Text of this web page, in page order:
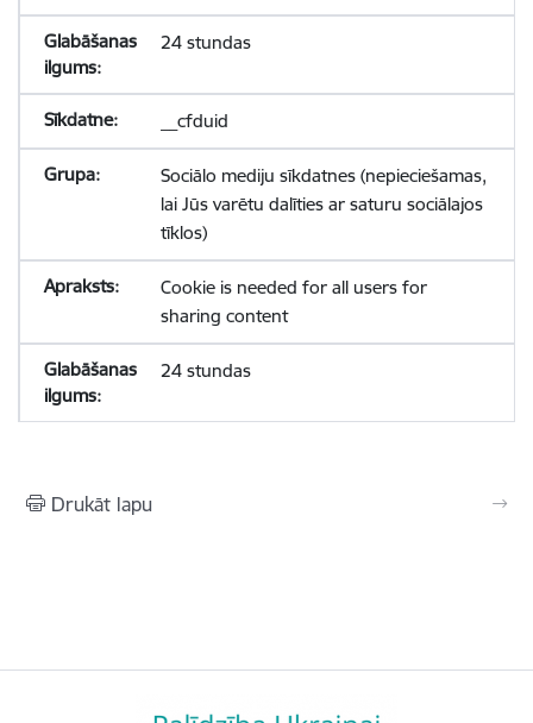
24 stundas
__cfduid
Sociālo mediju sīkdatnes (nepieciešamas,
lai Jūs varētu dalīties ar saturu sociālajos
tīklos)
Cookie is needed for all users for
sharing content
24 stundas
Drukāt lapu